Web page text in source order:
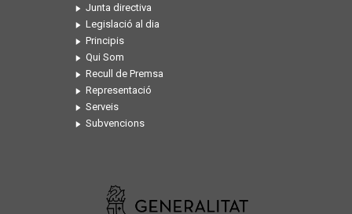
Junta directiva
Legislació al dia
Principis
Qui Som
Recull de Premsa
Representació
Serveis
Subvencions